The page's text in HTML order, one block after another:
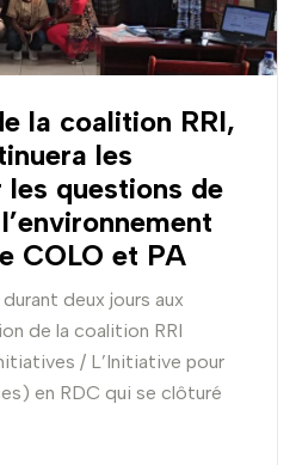
la coalition RRI,
les
questions de
COLO et PA
deux jours aux
de la coalition RRI
/ L’Initiative pour
en RDC qui se clôturé